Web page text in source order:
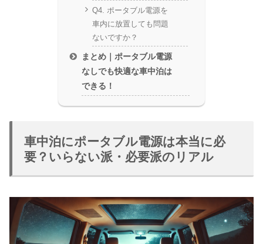
Q4. ポータブル電源を
車内に放置しても問題
ないですか？
まとめ｜ポータブル電源
なしでも快適な車中泊は
できる！
車中泊にポータブル電源は本当に必
要？いらない派・必要派のリアル